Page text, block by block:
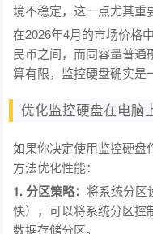
境不稳定，这一点尤其重
在2026年4月的市场价格
民币之间，而同容量普通
算有限，监控硬盘确实是
优化监控硬盘在电脑
如果你决定使用监控硬盘
方法优化性能：
1. 分区策略：将系统分区
快），可以将系统分区控
数据存储分区。